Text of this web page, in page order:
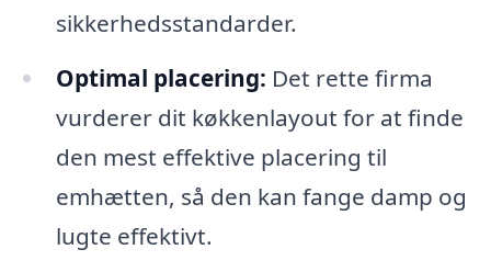
sikkerhedsstandarder.
Optimal placering: Det rette firma
vurderer dit køkkenlayout for at finde
den mest effektive placering til
emhætten, så den kan fange damp og
lugte effektivt.